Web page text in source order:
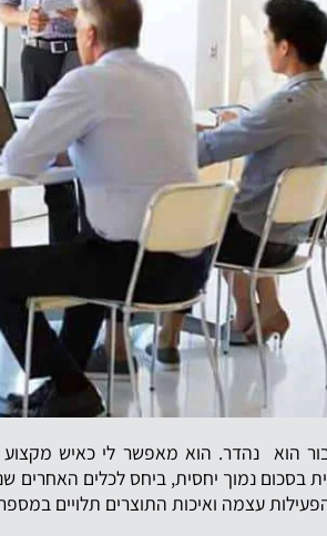
הוא נהדר. הוא מאפשר לי כאיש מקצוע
בסכום נמוך יחסית, ביחס לכלים
עצמה ואיכות התוצרים תלויים